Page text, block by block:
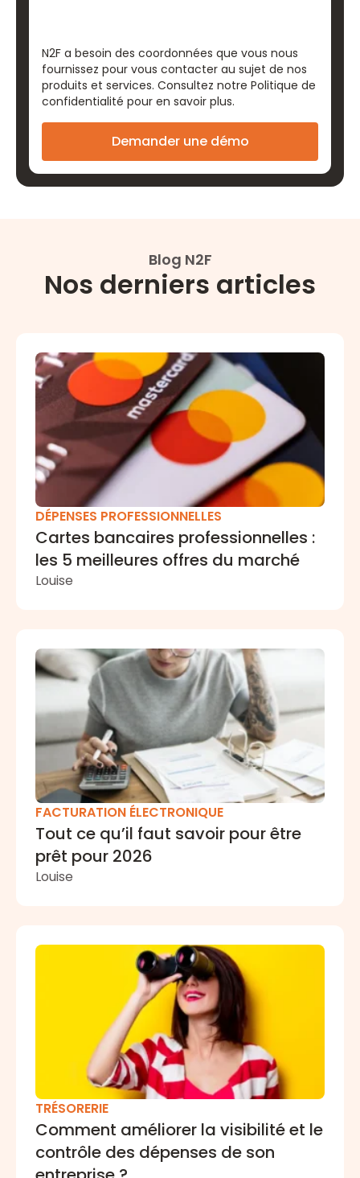
N2F a besoin des coordonnées que vous nous
fournissez pour vous contacter au sujet de nos
produits et services. Consultez notre Politique de
confidentialité pour en savoir plus.
Blog N2F
Nos derniers articles
DÉPENSES PROFESSIONNELLES
Cartes bancaires professionnelles :
les 5 meilleures offres du marché
Louise
FACTURATION ÉLECTRONIQUE
Tout ce qu’il faut savoir pour être
prêt pour 2026
Louise
TRÉSORERIE
Comment améliorer la visibilité et le
contrôle des dépenses de son